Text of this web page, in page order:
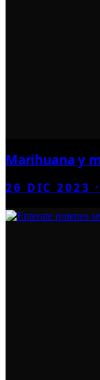
Marihuana y
26 DIC 2023